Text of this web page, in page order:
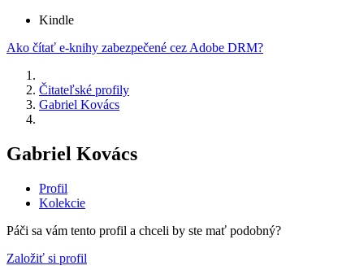
Kindle
Ako čítať e-knihy zabezpečené cez Adobe DRM?
Čitateľské profily
Gabriel Kovács
Gabriel Kovács
Profil
Kolekcie
Páči sa vám tento profil a chceli by ste mať podobný?
Založiť si profil